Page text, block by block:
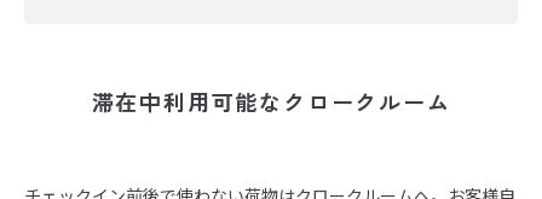
滞在中利用可能なクロークルーム